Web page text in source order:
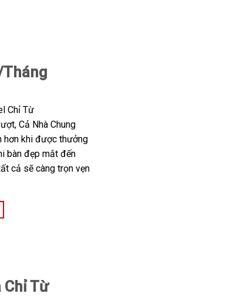
Chỉ Từ
Cả Nhà Chung
hơn khi được thưởng
bàn đẹp mắt đến
cả sẽ càng trọn vẹn
Chỉ Từ